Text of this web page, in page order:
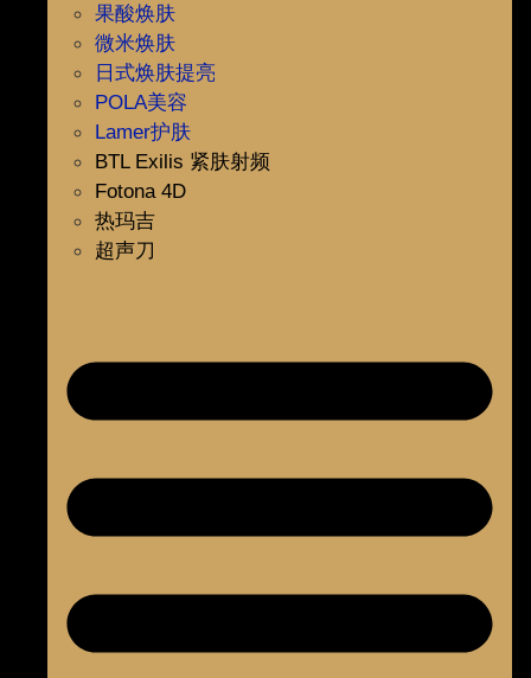
果酸焕肤
微米焕肤
日式焕肤提亮
POLA美容
Lamer护肤
BTL Exilis 紧肤射频
Fotona 4D
热玛吉
超声刀